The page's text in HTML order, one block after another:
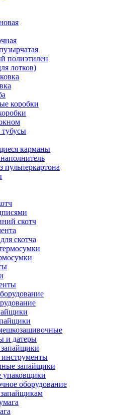
полиэтилен
лотков)
коробки
карманы
пульперкартона
скотч
скотча
и датеры
запайщики
оборудование